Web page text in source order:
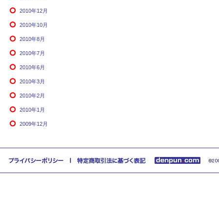
2010年12月
2010年10月
2010年8月
2010年7月
2010年6月
2010年3月
2010年2月
2010年1月
2009年12月